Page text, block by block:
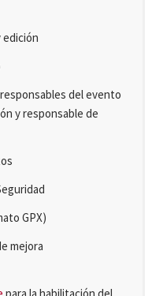
edición
del evento
y responsable de
GPX)
mejora